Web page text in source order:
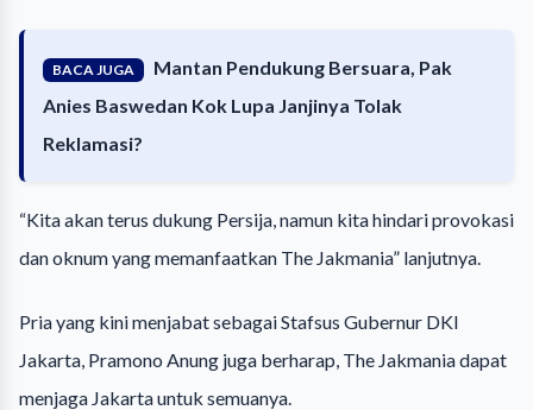
BACA JUGA
Mantan Pendukung Bersuara, Pak
Anies Baswedan Kok Lupa Janjinya Tolak
Reklamasi?
“Kita akan terus dukung Persija, namun kita hindari provokasi
dan oknum yang memanfaatkan The Jakmania” lanjutnya.
Pria yang kini menjabat sebagai Stafsus Gubernur DKI
Jakarta, Pramono Anung juga berharap, The Jakmania dapat
menjaga Jakarta untuk semuanya.